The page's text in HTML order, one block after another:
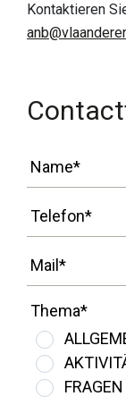
Empfangstore
Übernachten
Erreichbarkeit
Wer wir
Unser Gebiet
Kontaktieren
Name*
Telefon*
Mail*
Thema*